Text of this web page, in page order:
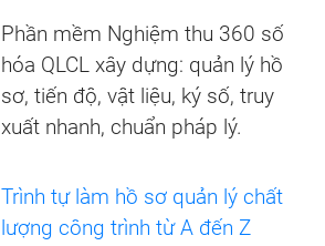
Phần mềm Nghiệm thu 360 số
hóa QLCL xây dựng: quản lý hồ
sơ, tiến độ, vật liệu, ký số, truy
xuất nhanh, chuẩn pháp lý.
Trình tự làm hồ sơ quản lý chất
lượng công trình từ A đến Z